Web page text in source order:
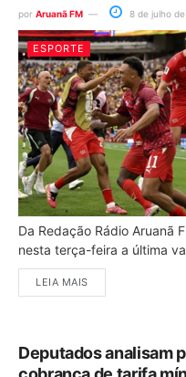
por Aruanã FM 8 de julho
ESPORTE
Da Redação Rádio Aruanã
nesta terça-feira a última
LEIA MAIS
Deputados analisam